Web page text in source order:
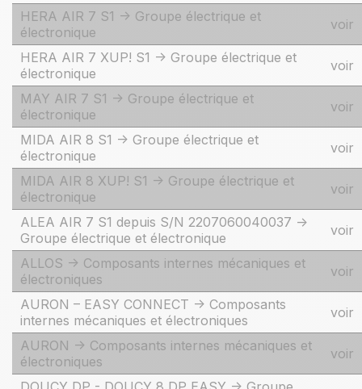
HERA AIR 7 S1 -> Groupe électrique et
électronique
voir
HERA AIR 7 XUP! S1 -> Groupe électrique et
électronique
voir
MAY AIR 7 S1 -> Groupe électrique et
électronique
voir
MIDA AIR 8 S1 -> Groupe électrique et
électronique
voir
MIDA AIR 8 XUP! S1 -> Groupe électrique et
électronique
voir
ALEA AIR 7 S1 depuis S/N 2207060040037 ->
Groupe électrique et électronique
voir
ALLOS -> Composants internes mécaniques et
électroniques
voir
AURON – EASY CONNECT -> Composants
internes mécaniques et électroniques
voir
AURON -> Composants internes mécaniques et
électroniques
voir